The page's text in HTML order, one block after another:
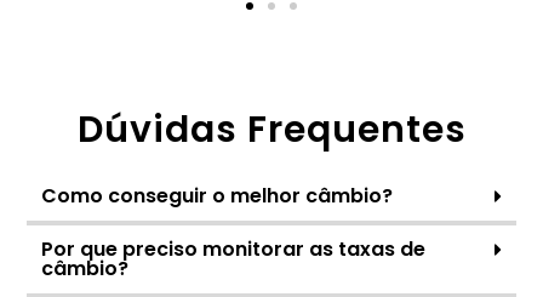
Dúvidas Frequentes
Como conseguir o melhor câmbio?
Por que preciso monitorar as taxas de
câmbio?